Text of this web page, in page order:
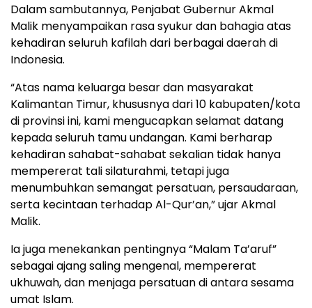
Dalam sambutannya, Penjabat Gubernur Akmal
Malik menyampaikan rasa syukur dan bahagia atas
kehadiran seluruh kafilah dari berbagai daerah di
Indonesia.
“Atas nama keluarga besar dan masyarakat
Kalimantan Timur, khususnya dari 10 kabupaten/kota
di provinsi ini, kami mengucapkan selamat datang
kepada seluruh tamu undangan. Kami berharap
kehadiran sahabat-sahabat sekalian tidak hanya
mempererat tali silaturahmi, tetapi juga
menumbuhkan semangat persatuan, persaudaraan,
serta kecintaan terhadap Al-Qur’an,” ujar Akmal
Malik.
Ia juga menekankan pentingnya “Malam Ta’aruf”
sebagai ajang saling mengenal, mempererat
ukhuwah, dan menjaga persatuan di antara sesama
umat Islam.